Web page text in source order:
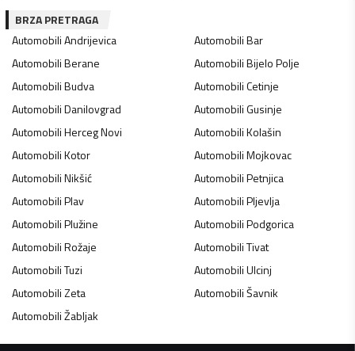
BRZA PRETRAGA
AutomobiliAndrijevica AutomobiliBar
AutomobiliBerane AutomobiliBijelo Polje
AutomobiliBudva AutomobiliCetinje
AutomobiliDanilovgrad AutomobiliGusinje
AutomobiliHerceg Novi AutomobiliKolašin
AutomobiliKotor AutomobiliMojkovac
AutomobiliNikšić AutomobiliPetnjica
AutomobiliPlav AutomobiliPljevlja
AutomobiliPlužine AutomobiliPodgorica
AutomobiliRožaje AutomobiliTivat
AutomobiliTuzi AutomobiliUlcinj
AutomobiliZeta AutomobiliŠavnik
AutomobiliŽabljak